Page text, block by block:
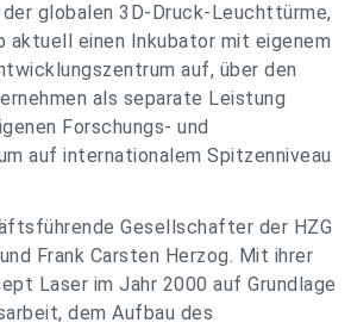
globalen 3D-Druck-Leuchttürme,
aktuell einen Inkubator mit eigenem
auf, über den
als separate Leistung
Forschungs- und
auf internationalem Spitzenniveau
Gesellschafter der HZG
Frank Carsten Herzog. Mit ihrer
Laser im Jahr 2000 auf Grundlage
dem Aufbau des